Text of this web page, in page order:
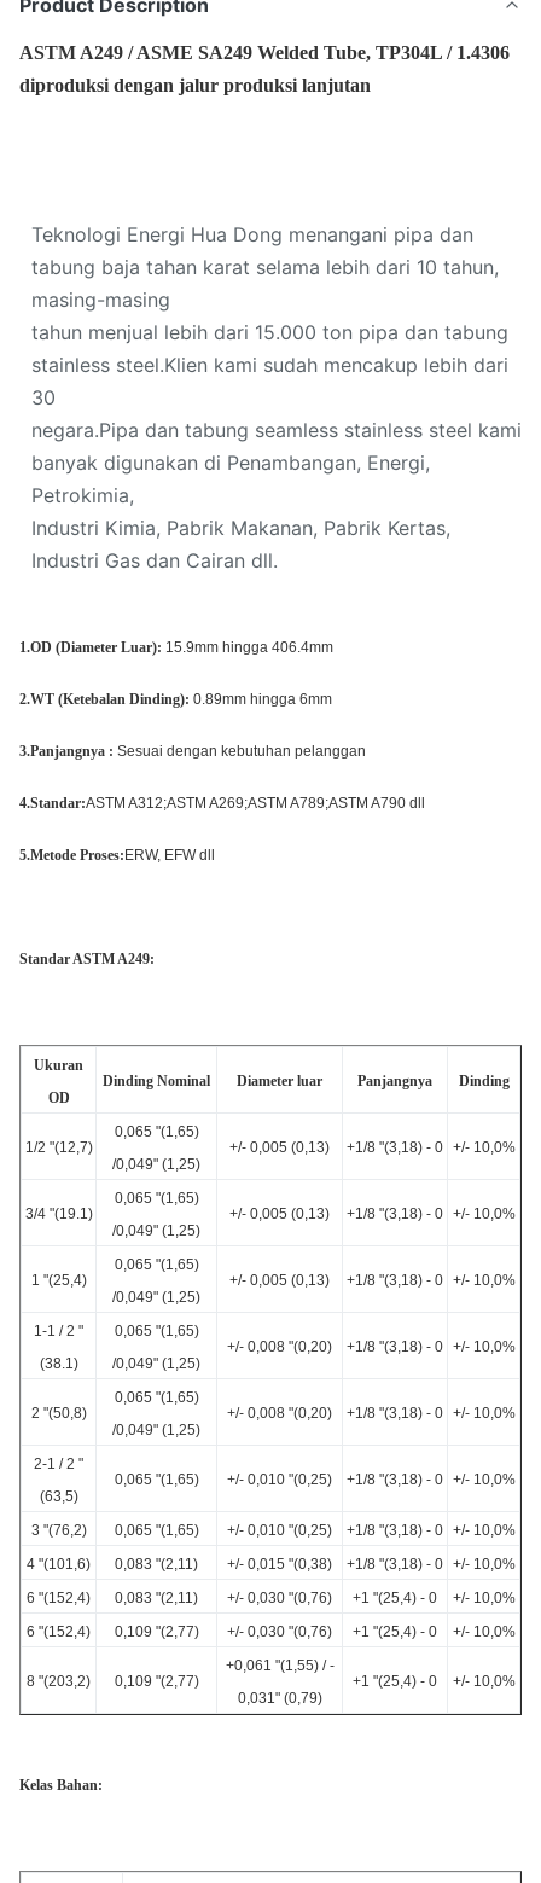
Product Description
ASTM A249 / ASME SA249 Welded Tube, TP304L / 1.4306
diproduksi dengan jalur produksi lanjutan
Teknologi Energi Hua Dong menangani pipa dan
tabung baja tahan karat selama lebih dari 10 tahun,
masing-masing
tahun menjual lebih dari 15.000 ton pipa dan tabung
stainless steel.Klien kami sudah mencakup lebih dari
30
negara.Pipa dan tabung seamless stainless steel kami
banyak digunakan di Penambangan, Energi,
Petrokimia,
Industri Kimia, Pabrik Makanan, Pabrik Kertas,
Industri Gas dan Cairan dll.
1.OD (Diameter Luar): 15.9mm hingga 406.4mm
2.WT (Ketebalan Dinding): 0.89mm hingga 6mm
3.Panjangnya : Sesuai dengan kebutuhan pelanggan
4.Standar:ASTM A312;ASTM A269;ASTM A789;ASTM A790 dll
5.Metode Proses: ERW, EFW dll
Standar ASTM A249:
Ukuran
OD
Dinding Nominal Diameter luar Panjangnya Dinding
1/2 "(12,7)
0,065 "(1,65)
/0,049" (1,25)
+/- 0,005 (0,13) +1/8 "(3,18) - 0 +/- 10,0%
3/4 "(19.1)
0,065 "(1,65)
/0,049" (1,25)
+/- 0,005 (0,13) +1/8 "(3,18) - 0 +/- 10,0%
1 "(25,4)
0,065 "(1,65)
/0,049" (1,25)
+/- 0,005 (0,13) +1/8 "(3,18) - 0 +/- 10,0%
1-1 / 2 "
(38.1)
0,065 "(1,65)
/0,049" (1,25)
+/- 0,008 "(0,20) +1/8 "(3,18) - 0 +/- 10,0%
2 "(50,8)
0,065 "(1,65)
/0,049" (1,25)
+/- 0,008 "(0,20) +1/8 "(3,18) - 0 +/- 10,0%
2-1 / 2 "
(63,5)
0,065 "(1,65) +/- 0,010 "(0,25) +1/8 "(3,18) - 0 +/- 10,0%
3 "(76,2) 0,065 "(1,65) +/- 0,010 "(0,25) +1/8 "(3,18) - 0 +/- 10,0%
4 "(101,6)
0,083 "(2,11) +/- 0,015 "(0,38) +1/8 "(3,18) - 0 +/- 10,0%
6 "(152,4)
0,083 "(2,11) +/- 0,030 "(0,76) +1 "(25,4) - 0
+/- 10,0%
6 "(152,4)
0,109 "(2,77) +/- 0,030 "(0,76) +1 "(25,4) - 0 +/- 10,0%
8 "(203,2) 0,109 "(2,77)
+0,061 "(1,55) / -
0,031" (0,79)
+1 "(25,4) - 0 +/- 10,0%
Kelas Bahan: